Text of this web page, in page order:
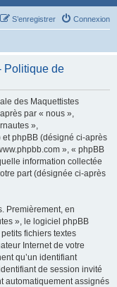
Connexion
S’enregistrer
Politique de
des Maquettistes
par « nous »,
»,
et phpBB (désigné ci-après
», « phpBB
information collectée
part (désignée ci-après
Premièrement, en
», le logiciel phpBB
fichiers textes
Internet de votre
qu’un identifiant
de session invité
automatiquement assignés